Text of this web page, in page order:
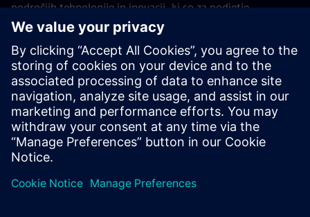
področjih tehnologije in inovacij, ki so za podjetje
izjemnega pomena. Te osnovne tehnologije so ključnega
Strokovnjaki iz globalnega tehnološkega oddelka za
raziskave in različnih podjetij tukaj sodelujejo in utrjujejo
raziskave in razvoj podjetja.
Nazaj na vse Siemens Core Technologies